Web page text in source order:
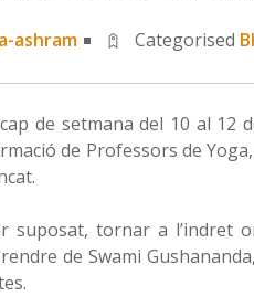
ashram Categorised
de setmana del 10 al
de Professors de
suposat, tornar a l’indret
de Swami